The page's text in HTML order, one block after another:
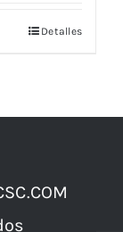
Detalles